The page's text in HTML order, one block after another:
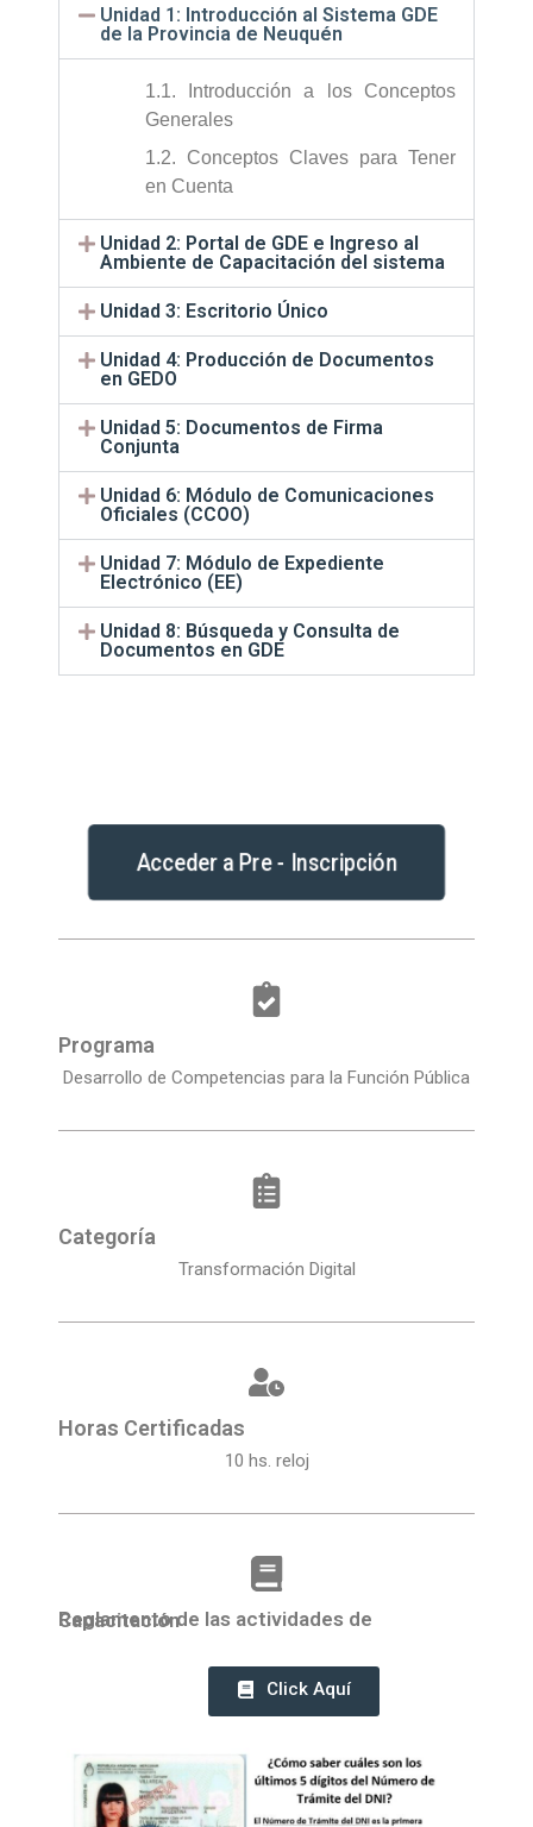
Unidad 1: Introducción al Sistema GDE
de la Provincia de Neuquén
1.1. Introducción a los Conceptos
Generales
1.2. Conceptos Claves para Tener
en Cuenta
Unidad 2: Portal de GDE e Ingreso al
Ambiente de Capacitación del sistema
Unidad 3: Escritorio Único
Unidad 4: Producción de Documentos
en GEDO
Unidad 5: Documentos de Firma
Conjunta
Unidad 6: Módulo de Comunicaciones
Oficiales (CCOO)
Unidad 7: Módulo de Expediente
Electrónico (EE)
Unidad 8: Búsqueda y Consulta de
Documentos en GDE
Acceder a Pre - Inscripción
Programa
Desarrollo de Competencias para la Función Pública
Categoría
Transformación Digital
Horas Certificadas
10 hs. reloj
Reglamento de las actividades de Capacitación
Click Aquí